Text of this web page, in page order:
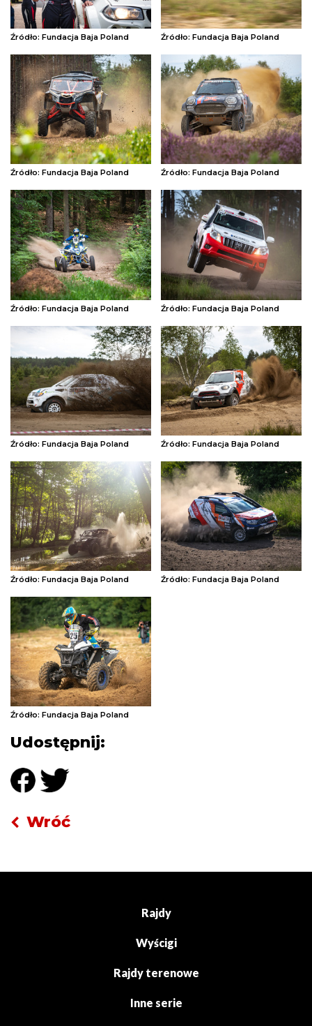
Wróć
Udostępnij:
Źródło: Fundacja Baja Poland Źródło: Fundacja Baja Poland
Źródło: Fundacja Baja Poland Źródło: Fundacja Baja Poland
Źródło: Fundacja Baja Poland Źródło: Fundacja Baja Poland
Źródło: Fundacja Baja Poland Źródło: Fundacja Baja Poland
Źródło: Fundacja Baja Poland Źródło: Fundacja Baja Poland
Źródło: Fundacja Baja Poland
Rajdy
Wyścigi
Rajdy terenowe
Inne serie